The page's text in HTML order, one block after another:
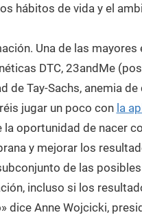
hábitos de vida y el
Una de las mayores
DTC, 23andMe
Tay-Sachs, anemia
jugar un poco con la
oportunidad de nacer
y mejorar los
de las
incluso si los
dice Anne Wojcicki,